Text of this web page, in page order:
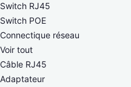
Switch RJ45
Switch POE
Connectique réseau
Voir tout
Câble RJ45
Adaptateur